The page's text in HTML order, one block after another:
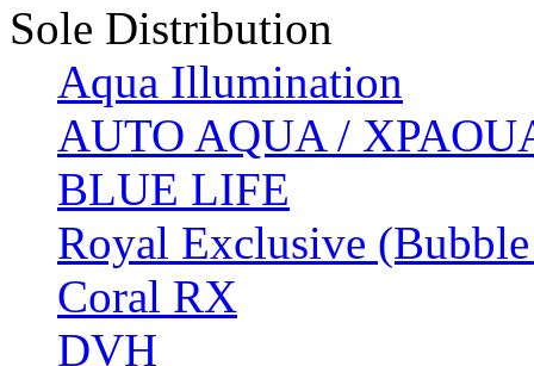
Sole Distribution
Aqua Illumination
AUTO AQUA /
BLUE LIFE
Royal Exclusive
Coral RX
DVH